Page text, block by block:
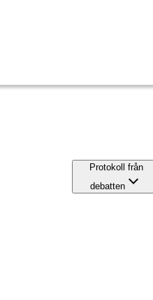
Protokoll från
debatten